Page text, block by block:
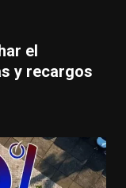
el
y recargos